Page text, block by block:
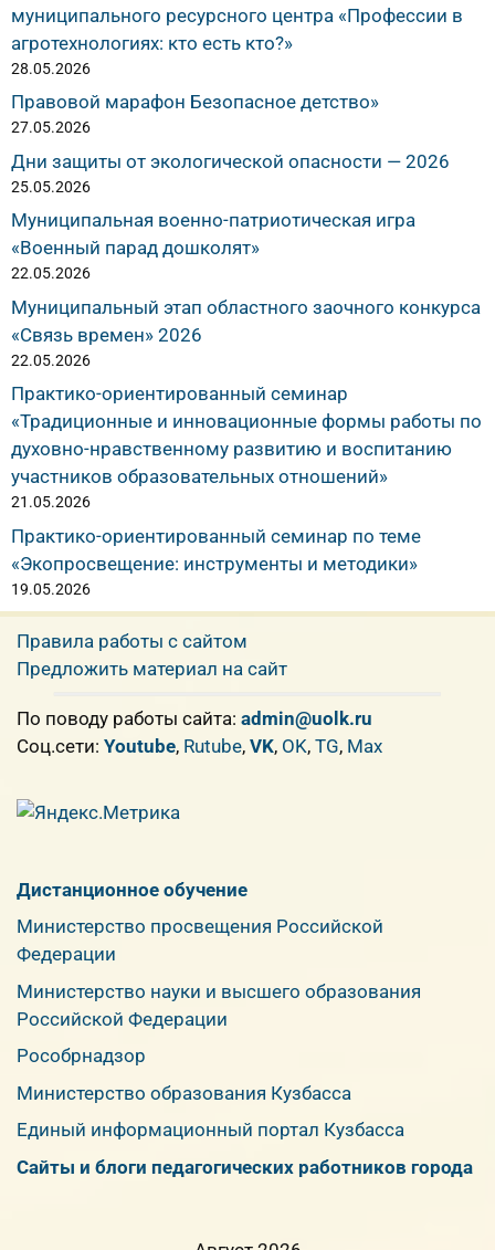
муниципального ресурсного центра «Профессии в
агротехнологиях: кто есть кто?»
28.05.2026
Правовой марафон Безопасное детство»
27.05.2026
Дни защиты от экологической опасности — 2026
25.05.2026
Муниципальная военно-патриотическая игра
«Военный парад дошколят»
22.05.2026
Муниципальный этап областного заочного конкурса
«Связь времен» 2026
22.05.2026
Практико-ориентированный семинар
«Традиционные и инновационные формы работы по
духовно-нравственному развитию и воспитанию
участников образовательных отношений»
21.05.2026
Практико-ориентированный семинар по теме
«Экопросвещение: инструменты и методики»
19.05.2026
Правила работы с сайтом
Предложить материал на сайт
По поводу работы сайта: admin@uolk.ru
Cоц.сети: Youtube, Rutube, VK, OK, TG, Max
Дистанционное обучение
Министерство просвещения Российской
Федерации
Министерство науки и высшего образования
Российской Федерации
Рособрнадзор
Министерство образования Кузбасса
Единый информационный портал Кузбасса
Сайты и блоги педагогических работников города